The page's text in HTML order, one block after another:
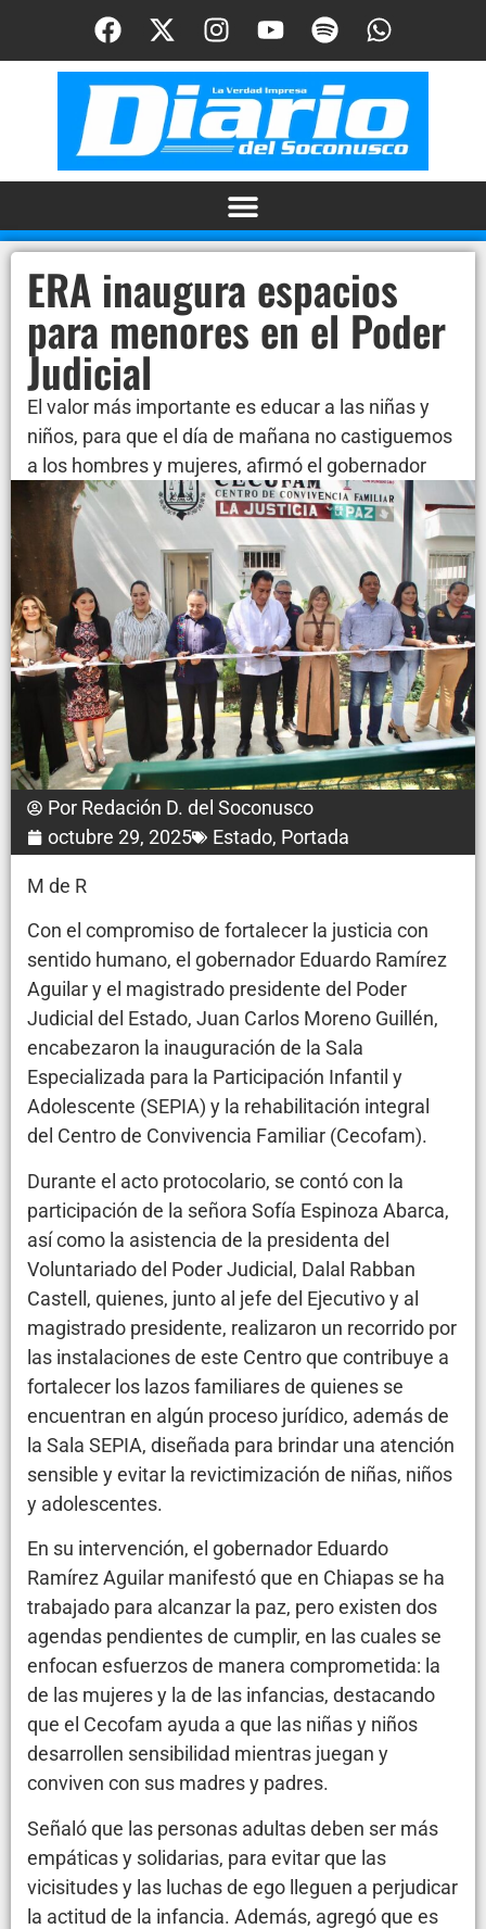
ERA inaugura espacios
para menores en el Poder
Judicial
El valor más importante es educar a las niñas y
niños, para que el día de mañana no castiguemos
a los hombres y mujeres, afirmó el gobernador
Por Redación D. del Soconusco
octubre 29, 2025
Estado, Portada
M de R
Con el compromiso de fortalecer la justicia con
sentido humano, el gobernador Eduardo Ramírez
Aguilar y el magistrado presidente del Poder
Judicial del Estado, Juan Carlos Moreno Guillén,
encabezaron la inauguración de la Sala
Especializada para la Participación Infantil y
Adolescente (SEPIA) y la rehabilitación integral
del Centro de Convivencia Familiar (Cecofam).
Durante el acto protocolario, se contó con la
participación de la señora Sofía Espinoza Abarca,
así como la asistencia de la presidenta del
Voluntariado del Poder Judicial, Dalal Rabban
Castell, quienes, junto al jefe del Ejecutivo y al
magistrado presidente, realizaron un recorrido por
las instalaciones de este Centro que contribuye a
fortalecer los lazos familiares de quienes se
encuentran en algún proceso jurídico, además de
la Sala SEPIA, diseñada para brindar una atención
sensible y evitar la revictimización de niñas, niños
y adolescentes.
En su intervención, el gobernador Eduardo
Ramírez Aguilar manifestó que en Chiapas se ha
trabajado para alcanzar la paz, pero existen dos
agendas pendientes de cumplir, en las cuales se
enfocan esfuerzos de manera comprometida: la
de las mujeres y la de las infancias, destacando
que el Cecofam ayuda a que las niñas y niños
desarrollen sensibilidad mientras juegan y
conviven con sus madres y padres.
Señaló que las personas adultas deben ser más
empáticas y solidarias, para evitar que las
vicisitudes y las luchas de ego lleguen a perjudicar
la actitud de la infancia. Además, agregó que es